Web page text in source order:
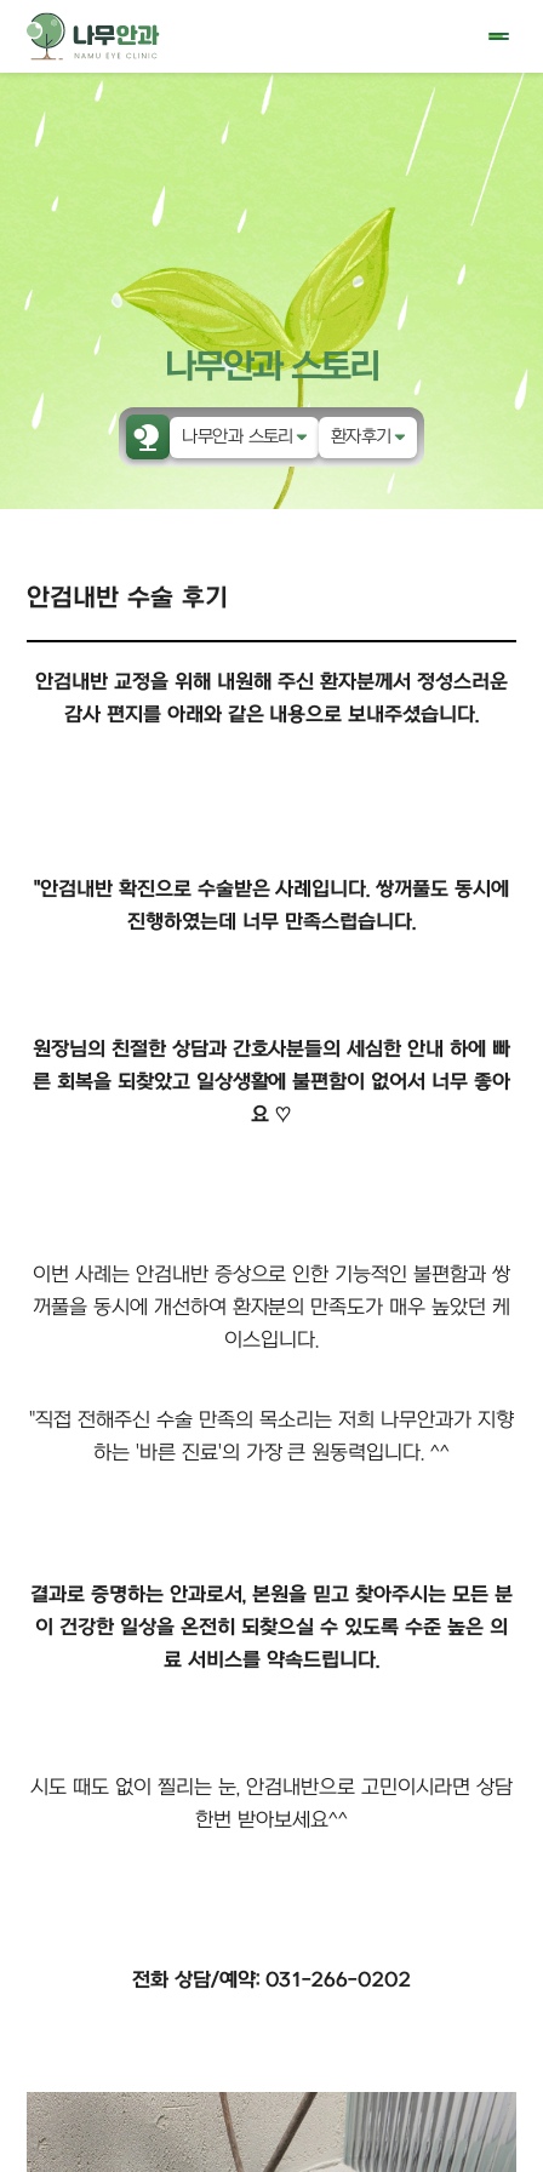
나무안과 스토리
나무안과 스토리
소아 근시 클리닉
망막/녹내장 클리닉
나무 눈종합검진
나무안과 스토리
환자후기
공지사항
안검내반 수술 후기
안검내반 교정을 위해 내원해 주신 환자분께서 정성스러운
감사 편지를 아래와 같은 내용으로 보내주셨습니다.
"안검내반 확진으로 수술받은 사례입니다. 쌍꺼풀도 동시에
진행하였는데 너무 만족스럽습니다.
원장님의 친절한 상담과 간호사분들의 세심한 안내 하에 빠
른 회복을 되찾았고 일상생활에 불편함이 없어서 너무 좋아
요 ♡
이번 사례는 안검내반 증상으로 인한 기능적인 불편함과 쌍
꺼풀을 동시에 개선하여 환자분의 만족도가 매우 높았던 케
이스입니다.
"직접 전해주신 수술 만족의 목소리는 저희 나무안과가 지향
하는 '바른 진료'의 가장 큰 원동력입니다. ^^
결과로 증명하는 안과로서, 본원을 믿고 찾아주시는 모든 분
이 건강한 일상을 온전히 되찾으실 수 있도록 수준 높은 의
료 서비스를 약속드립니다.
시도 때도 없이 찔리는 눈, 안검내반으로 고민이시라면 상담
한번 받아보세요^^
전화 상담/예약: 031-266-0202